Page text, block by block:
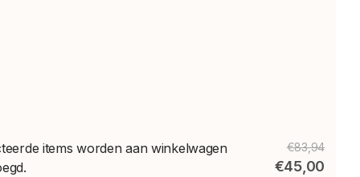
items worden aan winkelwagen
€83,94
€45,00